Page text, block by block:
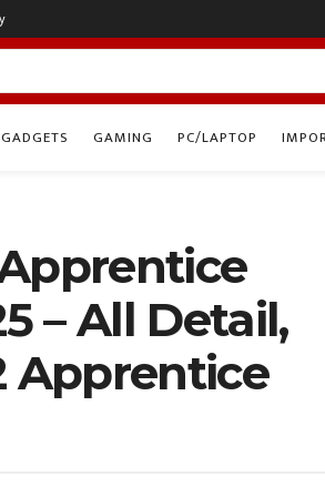
GADGETS GAMING PC/LAPTOP
– All Detail,
Apprentice